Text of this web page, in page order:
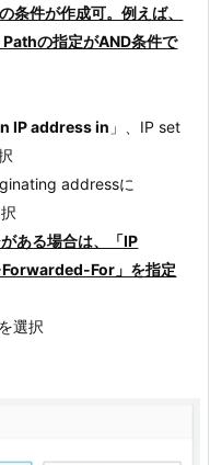
条件が作成可。例えば、
の指定がAND条件で
IP address in 」、IP set
addressに
ある場合は、「IP
For」を指定
選択